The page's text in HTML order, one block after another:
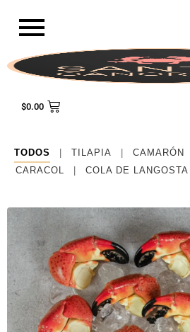
$0.00
TODOS TILAPIA CAMARÓN
CARACOL
COLA DE LANGOSTA